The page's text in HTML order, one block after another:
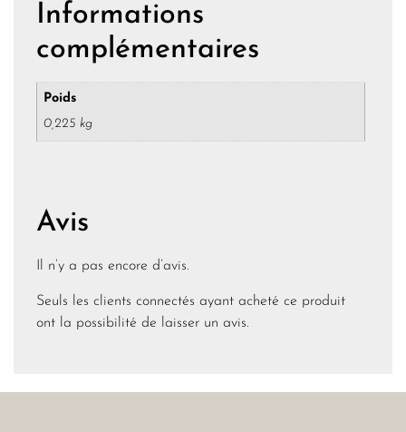
Informations
complémentaires
Poids
0,225 kg
Avis
Il n’y a pas encore d’avis.
Seuls les clients connectés ayant acheté ce produit
ont la possibilité de laisser un avis.